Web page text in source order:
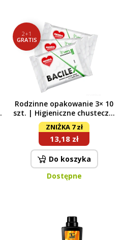
2+1
GRATIS
Rodzinne opakowanie 3× 10
szt. | Higieniczne chusteczki
nawilżane z bambusa z Aloe
Vera | BACILEX®
ZNIŻKA 7 zł
13,18 zł
Do koszyka
Dostępne